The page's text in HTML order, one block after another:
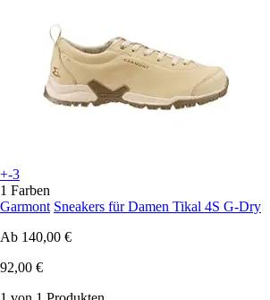
+-3
1 Farben
Garmont Sneakers für Damen Tikal 4S G-Dry
Ab 140,00 €
92,00 €